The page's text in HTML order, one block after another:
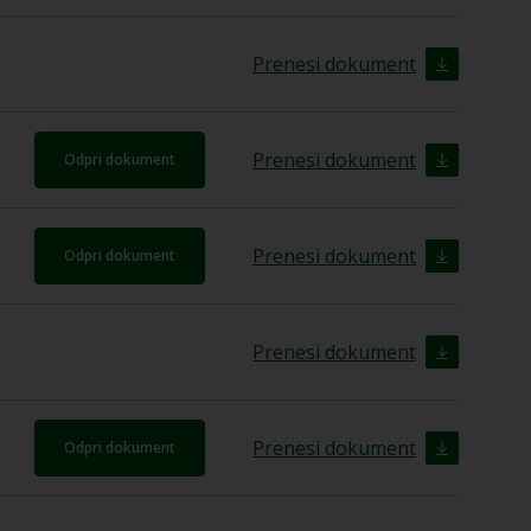
Prenesi dokument
Odpri dokument Prenesi dokument
Odpri dokument Prenesi dokument
Prenesi dokument
Odpri dokument Prenesi dokument